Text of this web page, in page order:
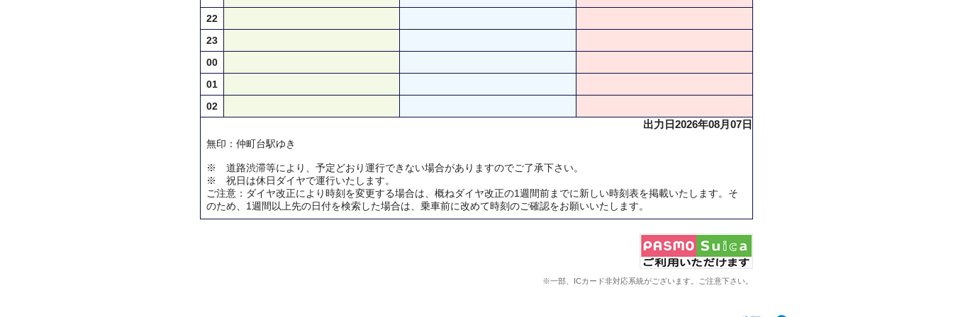
22
23
00
01
02
出力日2026年08月07日
無印：仲町台駅ゆき
※ 道路渋滞等により、予定どおり運行できない場合がありますのでご了承下さい。
※ 祝日は休日ダイヤで運行いたします。
ご注意：ダイヤ改正により時刻を変更する場合は、概ねダイヤ改正の1週間前までに新しい時刻表を掲載いたします。そ
のため、1週間以上先の日付を検索した場合は、乗車前に改めて時刻のご確認をお願いいたします。
※一部、ICカード非対応系統がございます。ご注意下さい。